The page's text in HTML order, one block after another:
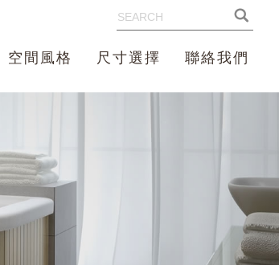
空間風格 尺寸選擇 聯絡我們